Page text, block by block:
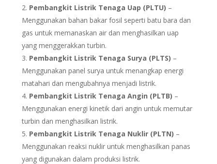
Pembangkit Listrik Tenaga Uap (PLTU) –
Menggunakan bahan bakar fosil seperti batu bara dan
gas untuk memanaskan air dan menghasilkan uap
yang menggerakkan turbin.
Pembangkit Listrik Tenaga Surya (PLTS) –
Menggunakan panel surya untuk menangkap energi
matahari dan mengubahnya menjadi listrik.
Pembangkit Listrik Tenaga Angin (PLTB) –
Menggunakan energi kinetik dari angin untuk memutar
turbin dan menghasilkan listrik.
Pembangkit Listrik Tenaga Nuklir (PLTN) –
Menggunakan reaksi nuklir untuk menghasilkan panas
yang digunakan dalam produksi listrik.